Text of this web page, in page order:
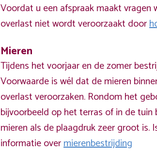
Voordat u een afspraak maakt
overlast niet wordt veroorzaakt door
Mieren
Tijdens het voorjaar en de zomer
Voorwaarde is wél dat de mieren
overlast veroorzaken. Rondom het
bijvoorbeeld op het terras of in de tuin
mieren als de plaagdruk zeer groot is.
informatie overmierenbestrijding